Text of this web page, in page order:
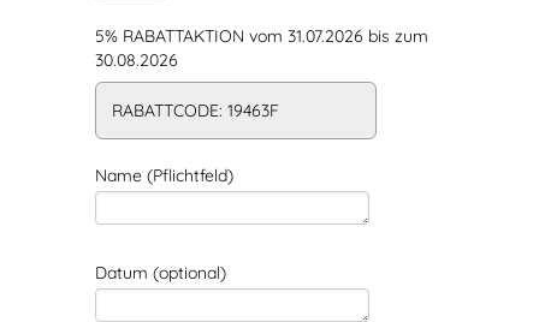
5% RABATTAKTION vom 31.07.2026 bis zum
30.08.2026
RABATTCODE: 19463F
Name (Pflichtfeld)
Datum (optional)